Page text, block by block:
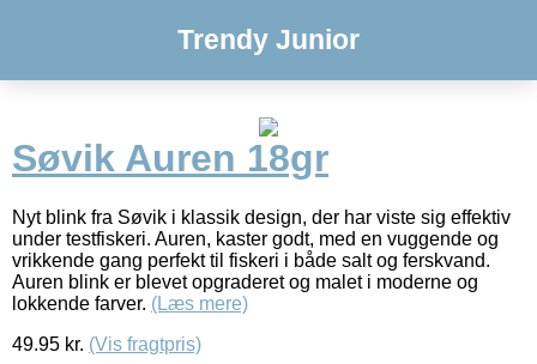
Trendy Junior
Søvik Auren 18gr
Nyt blink fra Søvik i klassik design, der har viste sig effektiv
under testfiskeri. Auren, kaster godt, med en vuggende og
vrikkende gang perfekt til fiskeri i både salt og ferskvand.
Auren blink er blevet opgraderet og malet i moderne og
lokkende farver. (Læs mere)
49.95 kr. (Vis fragtpris)